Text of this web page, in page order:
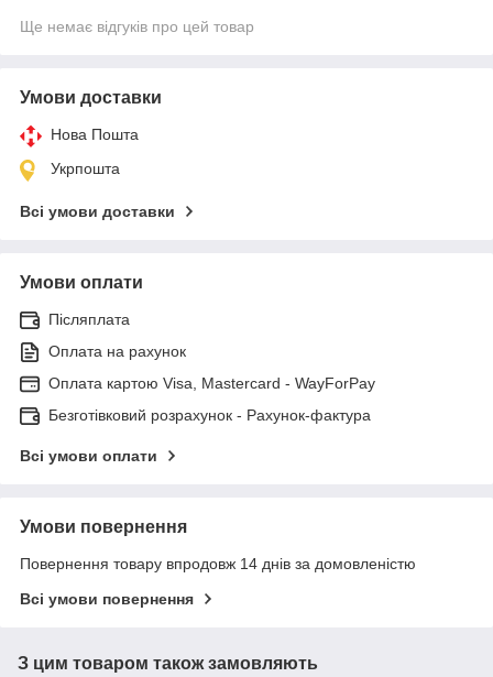
Ще немає відгуків про цей товар
Умови доставки
Нова Пошта
Укрпошта
Всі умови доставки
Умови оплати
Післяплата
Оплата на рахунок
Оплата картою Visa, Mastercard - WayForPay
Безготівковий розрахунок - Рахунок-фактура
Всі умови оплати
Умови повернення
Повернення товару впродовж 14 днів за домовленістю
Всі умови повернення
З цим товаром також замовляють